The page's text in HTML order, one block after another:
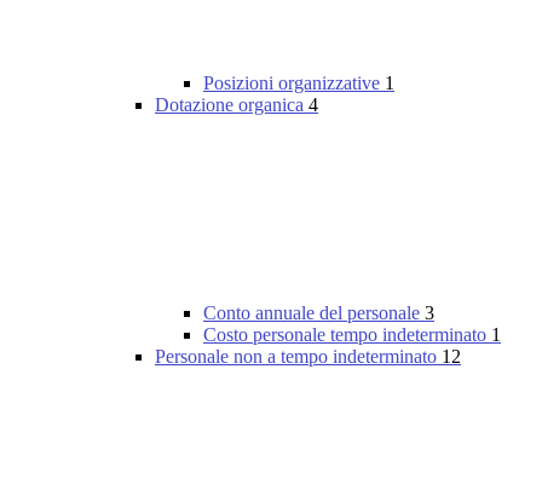
Posizioni organizzative 1
Dotazione organica 4
Conto annuale del personale 3
Costo personale tempo indeterminato 1
Personale non a tempo indeterminato 12